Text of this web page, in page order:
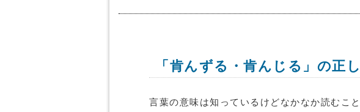
「肯んずる・肯んじる」の正
言葉の意味は知っているけどなかなか読むこ